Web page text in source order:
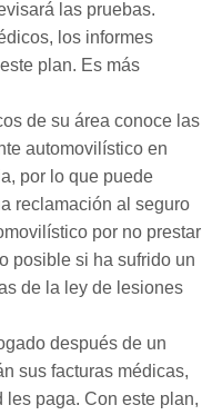
las pruebas.
los informes
plan. Es más
de su área conoce las
automovilístico en
por lo que puede
reclamación al seguro
por no prestar
posible si ha sufrido un
de la ley de lesiones
después de un
sus facturas médicas,
paga. Con este plan,